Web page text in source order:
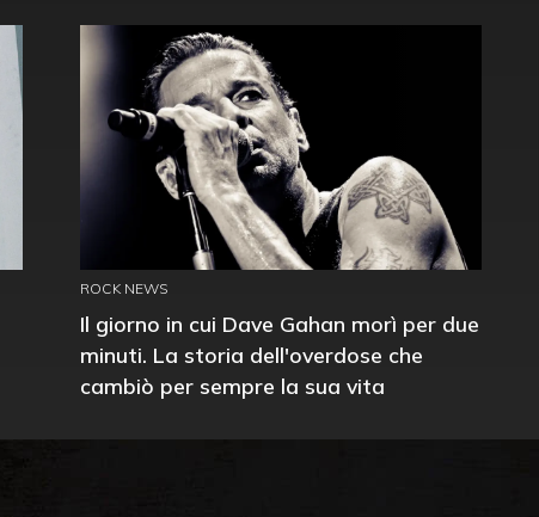
ROCK NEWS
Il giorno in cui Dave Gahan morì per due
minuti. La storia dell'overdose che
cambiò per sempre la sua vita